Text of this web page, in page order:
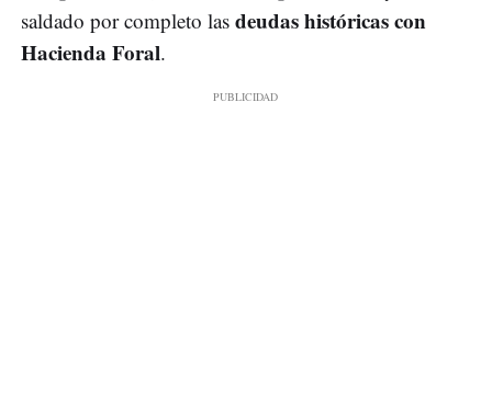
saldado por completo las deudas históricas con
Hacienda Foral.